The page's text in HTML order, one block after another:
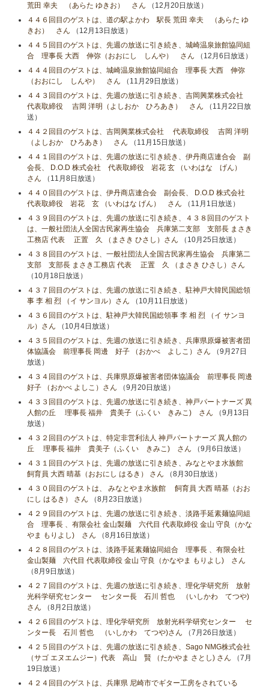
荒田 幸夫 （あらた ゆきお） さん （12月20日放送）
４４６回目のゲストは、道の駅よかわ 駅長 荒田 幸夫 （あらた ゆ
きお） さん （12月13日放送）
４４５回目のゲストは、先週の放送に引き続き、城崎温泉旅館協同組
合 理事長 大西 伸弥（おおにし しんや） さん （12月6日放送）
４４４回目のゲストは、城崎温泉旅館協同組合 理事長 大西 伸弥
（おおにし しんや） さん （11月29日放送）
４４３回目のゲストは、先週の放送に引き続き、吉岡興業株式会社
代表取締役 吉岡 洋明（よしおか ひろあき） さん （11月22日放
送）
４４２回目のゲストは、吉岡興業株式会社 代表取締役 吉岡 洋明
（よしおか ひろあき） さん （11月15日放送）
４４１回目のゲストは、先週の放送に引き続き、伊丹商店連合会 副
会長、 D.O.D 株式会社 代表取締役 岩花 玄 （いわはな げん）
さん （11月8日放送）
４４０回目のゲストは、伊丹商店連合会 副会長、 D.O.D 株式会社
代表取締役 岩花 玄 （いわはな げん） さん （11月1日放送）
４３９回目のゲストは、先週の放送に引き続き、４３８回目のゲスト
は、一般社団法人全国古民家再生協会 兵庫第二支部 支部長 まさき
工務店 代表 正置 久 （まさき ひさし）さん （10月25日放送）
４３８回目のゲストは、一般社団法人全国古民家再生協会 兵庫第二
支部 支部長 まさき工務店 代表 正置 久 （まさき ひさし）さん
（10月18日放送）
４３７回目のゲストは、先週の放送に引き続き、駐神戸大韓民国総領
事 李 相 烈 （イ サンヨル）さん （10月11日放送）
４３６回目のゲストは、駐神戸大韓民国総領事 李 相 烈 （イ サンヨ
ル）さん （10月4日放送）
４３５回目のゲストは、先週の放送に引き続き、兵庫県原爆被害者団
体協議会 前理事長 岡邊 好子 （おかべ よしこ）さん （9月27日
放送）
４３４回目のゲストは、兵庫県原爆被害者団体協議会 前理事長 岡邊
好子 （おかべ よしこ）さん （9月20日放送）
４３３回目のゲストは、先週の放送に引き続き、神戸パートナーズ 異
人館の丘 理事長 福井 貴美子（ふくい きみこ) さん （9月13日
放送）
４３２回目のゲストは、特定非営利法人 神戸パートナーズ 異人館の
丘 理事長 福井 貴美子（ふくい きみこ) さん （9月6日放送）
４３１回目のゲストは、先週の放送に引き続き、みなとやま水族館
飼育員 大西 晴基（おおにし はるき） さん （8月30日放送）
４３０回目のゲストは、 みなとやま水族館 飼育員 大西 晴基（おお
にし はるき） さん （8月23日放送）
４２９回目のゲストは、先週の放送に引き続き、淡路手延素麺協同組
合 理事長 、有限会社 金山製麺 六代目 代表取締役 金山 守良（かな
やま もりよし) さん （8月16日放送）
４２８回目のゲストは、淡路手延素麺協同組合 理事長 、有限会社
金山製麺 六代目 代表取締役 金山 守良（かなやま もりよし) さん
（8月9日放送）
４２７回目のゲストは、先週の放送に引き続き、理化学研究所 放射
光科学研究センター センター長 石川 哲也 （いしかわ てつや)
さん （8月2日放送）
４２６回目のゲストは、理化学研究所 放射光科学研究センター セ
ンター長 石川 哲也 （いしかわ てつや)さん （7月26日放送）
４２５回目のゲストは、先週の放送に引き続き、Sago NMG株式会社
（サゴ エヌエムジー）代表 高山 賢 （たかやま さとし) さん （7月
19日放送）
４２４回目のゲストは、兵庫県 尼崎市でギター工房をされている